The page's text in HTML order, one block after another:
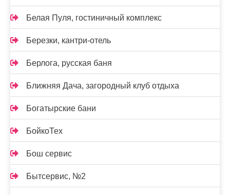
Белая Пуля, гостиничный комплекс
Березки, кантри-отель
Берлога, русская баня
Ближняя Дача, загородный клуб отдыха
Богатырские бани
БойкоТех
Бош сервис
Бытсервис, №2